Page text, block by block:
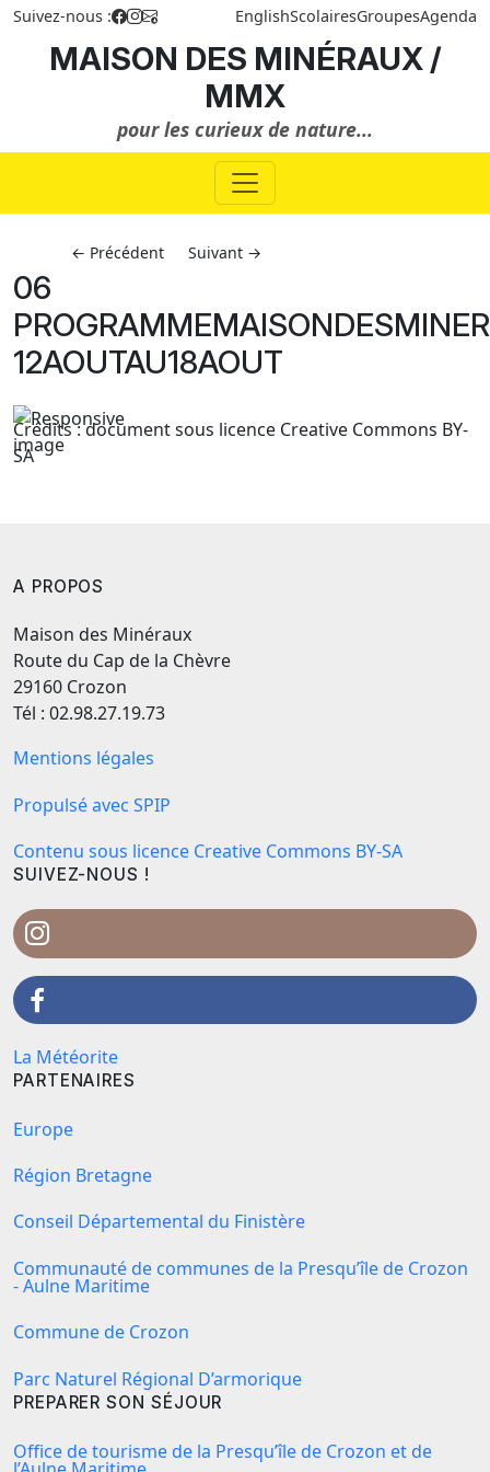
Suivez-nous : EnglishScolairesGroupesAgenda
MAISON DES MINÉRAUX /
MMX
pour les curieux de nature...
← Précédent Suivant →
06
12AOUTAU18AOUT
Crédits : document sous licence Creative Commons BY-
SA
A PROPOS
Maison des Minéraux
Route du Cap de la Chèvre
29160 Crozon
Tél : 02.98.27.19.73
Mentions légales
Propulsé avec SPIP
Contenu sous licence Creative Commons BY-SA
SUIVEZ-NOUS !
La Météorite
PARTENAIRES
Europe
Région Bretagne
Conseil Départemental du Finistère
Communauté de communes de la Presqu’île de Crozon
- Aulne Maritime
Commune de Crozon
Parc Naturel Régional D’armorique
PREPARER SON SÉJOUR
Office de tourisme de la Presqu’île de Crozon et de